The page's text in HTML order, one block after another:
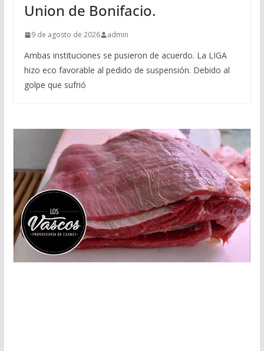
Union de Bonifacio.
9 de agosto de 2026 admin
Ambas instituciones se pusieron de acuerdo. La LIGA
hizo eco favorable al pedido de suspensión. Debido al
golpe que sufrió